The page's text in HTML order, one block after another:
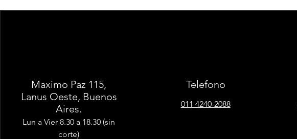
Maximo Paz 115,
Lanus Oeste, Buenos
Aires.
Lun a Vier 8.30 a 18.30 (sin
corte)
Telefono
011 4240-2088